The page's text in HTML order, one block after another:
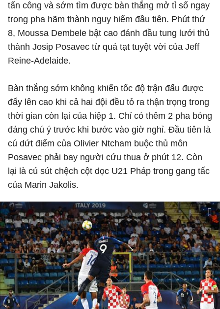
tấn công và sớm tìm được bàn thắng mở tỉ số ngay
trong pha hãm thành nguy hiểm đầu tiên. Phút thứ
8, Moussa Dembele bật cao đánh đầu tung lưới thủ
thành Josip Posavec từ quả tạt tuyệt vời của Jeff
Reine-Adelaide.
Bàn thắng sớm không khiến tốc độ trận đấu được
đẩy lên cao khi cả hai đội đều tỏ ra thận trọng trong
thời gian còn lại của hiệp 1. Chỉ có thêm 2 pha bóng
đáng chú ý trước khi bước vào giờ nghỉ. Đầu tiên là
cú dứt điểm của Olivier Ntcham buộc thủ môn
Posavec phải bay người cứu thua ở phút 12. Còn
lại là cú sút chệch cột dọc U21 Pháp trong gang tấc
của Marin Jakolis.